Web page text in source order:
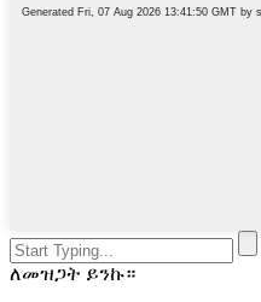
ለመዝጋት ይንኩ።